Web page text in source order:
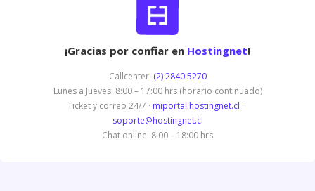
¡Gracias por confiar en Hostingnet!
Callcenter: (2) 2840 5270
Lunes a Jueves: 8:00 – 17:00 hrs (horario continuado)
Ticket y correo 24/7 · miportal.hostingnet.cl ·
soporte@hostingnet.cl
Chat online: 8:00 – 18:00 hrs